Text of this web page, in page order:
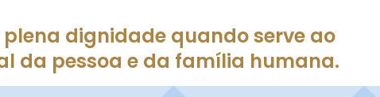
dignidade quando serve ao
da pessoa e da família humana.